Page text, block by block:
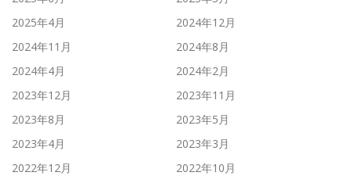
2025年4月
2024年12月
2024年11月
2024年8月
2024年4月
2024年2月
2023年12月
2023年11月
2023年8月
2023年5月
2023年4月
2023年3月
2022年12月
2022年10月